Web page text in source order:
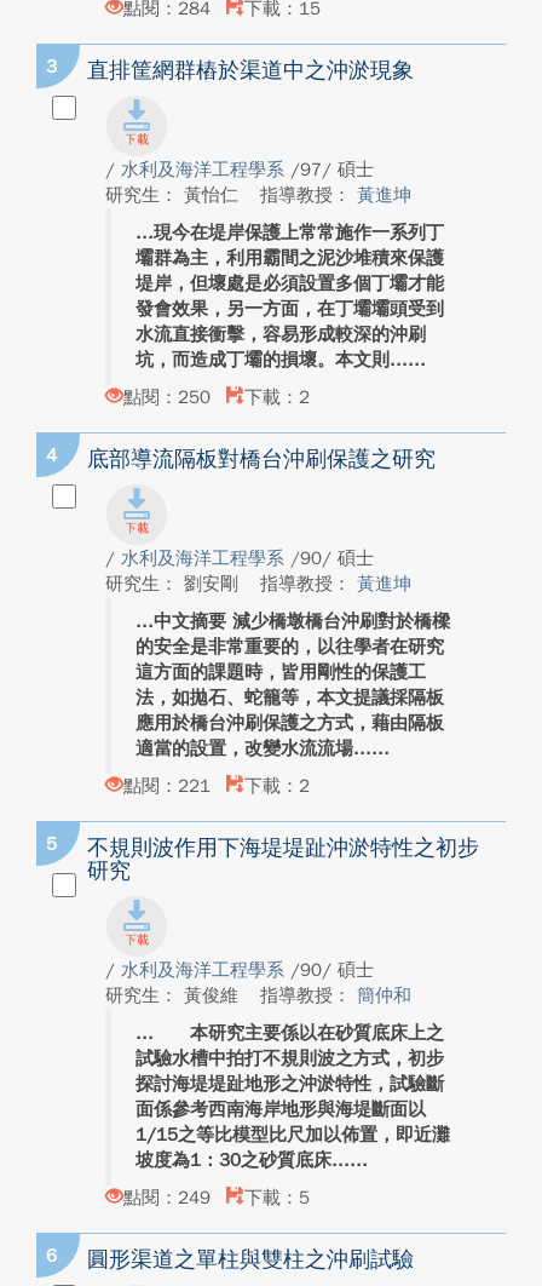
點閱：284
下載：15
3 直排筐網群樁於渠道中之沖淤現象
/ 水利及海洋工程學系 /97/ 碩士
研究生： 黃怡仁
指導教授： 黃進坤
現今在堤岸保護上常常施作一系列丁
壩群為主，利用霸間之泥沙堆積來保護
堤岸，但壞處是必須設置多個丁壩才能
發會效果，另一方面，在丁壩壩頭受到
水流直接衝擊，容易形成較深的沖刷
坑，而造成丁壩的損壞。本文則...
點閱：250
下載：2
4 底部導流隔板對橋台沖刷保護之研究
/ 水利及海洋工程學系 /90/ 碩士
研究生： 劉安剛
指導教授： 黃進坤
中文摘要 減少橋墩橋台沖刷對於橋樑
的安全是非常重要的，以往學者在研究
這方面的課題時，皆用剛性的保護工
法，如拋石、蛇籠等，本文提議採隔板
應用於橋台沖刷保護之方式，藉由隔板
適當的設置，改變水流流場...
點閱：221
下載：2
5
不規則波作用下海堤堤趾沖淤特性之初步
研究
/ 水利及海洋工程學系 /90/ 碩士
研究生： 黃俊維
指導教授： 簡仲和
本研究主要係以在砂質底床上之
試驗水槽中拍打不規則波之方式，初步
探討海堤堤趾地形之沖淤特性，試驗斷
面係參考西南海岸地形與海堤斷面以
1/15之等比模型比尺加以佈置，即近灘
坡度為1：30之砂質底床...
點閱：249
下載：5
6 圓形渠道之單柱與雙柱之沖刷試驗